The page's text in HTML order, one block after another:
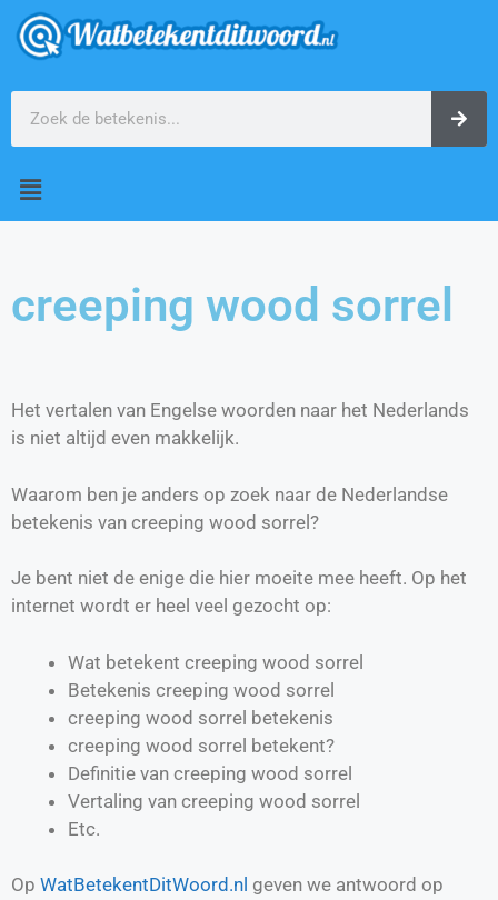
creeping wood sorrel
Het vertalen van Engelse woorden naar het Nederlands
is niet altijd even makkelijk.
Waarom ben je anders op zoek naar de Nederlandse
betekenis van creeping wood sorrel?
Je bent niet de enige die hier moeite mee heeft. Op het
internet wordt er heel veel gezocht op:
Wat betekent creeping wood sorrel
Betekenis creeping wood sorrel
creeping wood sorrel betekenis
creeping wood sorrel betekent?
Definitie van creeping wood sorrel
Vertaling van creeping wood sorrel
Etc.
Op WatBetekentDitWoord.nl geven we antwoord op